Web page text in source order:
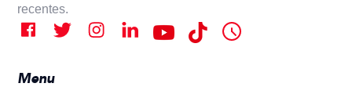
recentes.
Menu